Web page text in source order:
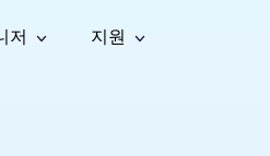
저 지원